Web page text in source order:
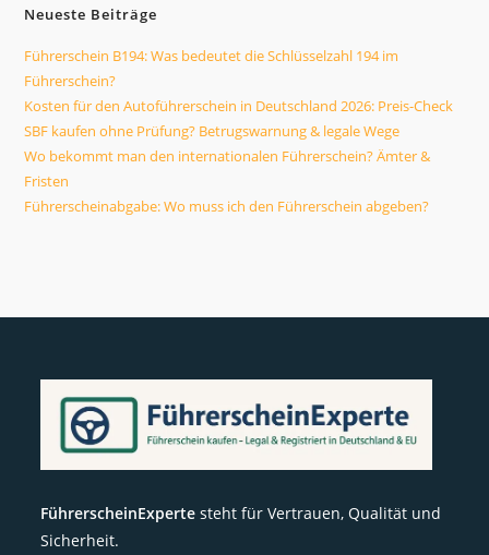
Einen
Neueste Beiträge
Führerschein B194: Was bedeutet die Schlüsselzahl 194 im
Führerschein?
Kosten für den Autoführerschein in Deutschland 2026: Preis-Check
SBF kaufen ohne Prüfung? Betrugswarnung & legale Wege
Wo bekommt man den internationalen Führerschein? Ämter &
Fristen
Führerscheinabgabe: Wo muss ich den Führerschein abgeben?
FührerscheinExperte steht für Vertrauen, Qualität und
Sicherheit.